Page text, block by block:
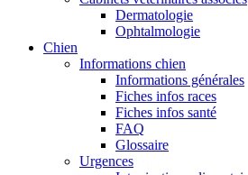
Dermatologie
Ophtalmologie
Chien
Informations chien
Informations générales
Fiches infos races
Fiches infos santé
FAQ
Glossaire
Urgences